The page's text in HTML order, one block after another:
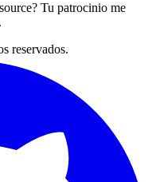
Tu patrocinio me
reservados.